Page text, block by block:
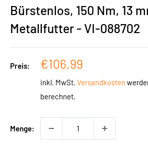
Bürstenlos, 150 Nm, 13
Metallfutter - VI-088702
Preis: Sonderpreis
€106,99
inkl. MwSt. Versandkosten
berechnet.
Menge: